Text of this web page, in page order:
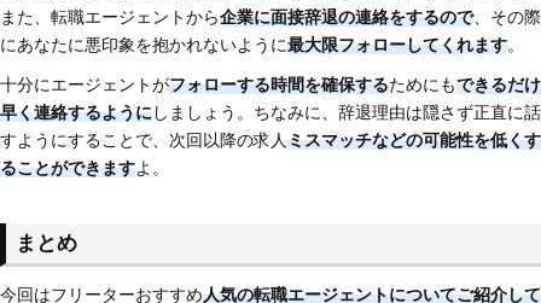
また、転職エージェントから企業に面接辞退の連絡をするので、その際
にあなたに悪印象を抱かれないように最大限フォローしてくれます。
十分にエージェントがフォローする時間を確保するためにもできるだけ
早く連絡するようにしましょう。ちなみに、辞退理由は隠さず正直に話
すようにすることで、次回以降の求人ミスマッチなどの可能性を低くす
ることができますよ。
まとめ
今回はフリーターおすすめ人気の転職エージェントについてご紹介して